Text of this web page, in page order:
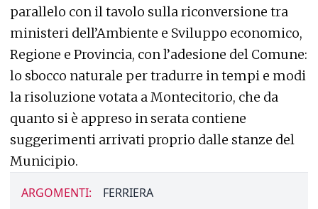
parallelo con il tavolo sulla riconversione tra
ministeri dell’Ambiente e Sviluppo economico,
Regione e Provincia, con l’adesione del Comune:
lo sbocco naturale per tradurre in tempi e modi
la risoluzione votata a Montecitorio, che da
quanto si è appreso in serata contiene
suggerimenti arrivati proprio dalle stanze del
Municipio.
ARGOMENTI: FERRIERA